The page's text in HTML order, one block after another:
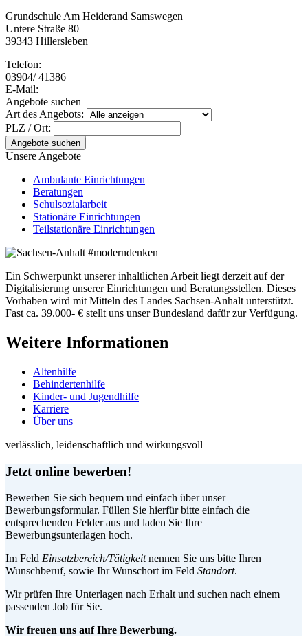
Grundschule Am Heiderand Samswegen
Untere Straße 80
39343 Hillersleben
Telefon:
03904/ 41386
E-Mail:
Angebote suchen
Art des Angebots:
PLZ / Ort:
Angebote suchen
Unsere Angebote
Ambulante Einrichtungen
Beratungen
Schulsozialarbeit
Stationäre Einrichtungen
Teilstationäre Einrichtungen
Ein Schwerpunkt unserer inhaltlichen Arbeit liegt derzeit auf der
Digitalisierung unserer Einrichtungen und Beratungsstellen. Dieses
Vorhaben wird mit Mitteln des Landes Sachsen-Anhalt unterstützt.
Fast ca. 39.000- € stellt uns unser Bundesland dafür zur Verfügung.
Weitere Informationen
Altenhilfe
Behindertenhilfe
Kinder- und Jugendhilfe
Karriere
Über uns
verlässlich, leidenschaftlich und wirkungsvoll
Jetzt online bewerben!
Bewerben Sie sich bequem und einfach über unser
Bewerbungsformular. Füllen Sie hierfür bitte einfach die
entsprechenden Felder aus und laden Sie Ihre
Bewerbungsunterlagen hoch.
Im Feld Einsatzbereich/Tätigkeitnennen Sie uns bitte Ihren
Wunschberuf, sowie Ihr Wunschort im Feld Standort.
Wir prüfen Ihre Unterlagen nach Erhalt und suchen nach einem
passenden Job für Sie.
Wir freuen uns auf Ihre Bewerbung.